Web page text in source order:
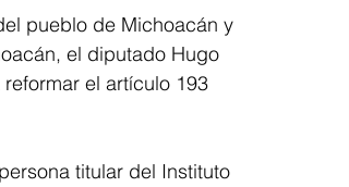
pueblo de Michoacán y
el diputado Hugo
el artículo 193
titular del Instituto